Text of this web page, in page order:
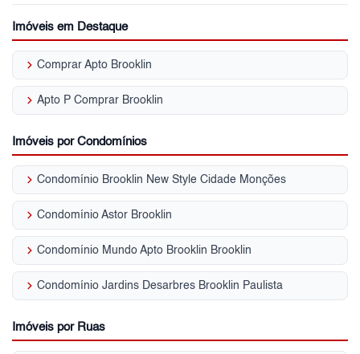
Imóveis em Destaque
keyboard_arrow_right Comprar Apto Brooklin
keyboard_arrow_right Apto P Comprar Brooklin
Imóveis por Condomínios
keyboard_arrow_right Condomínio Brooklin New Style Cidade Monções
keyboard_arrow_right Condomínio Astor Brooklin
keyboard_arrow_right Condomínio Mundo Apto Brooklin Brooklin
keyboard_arrow_right Condomínio Jardins Desarbres Brooklin Paulista
Imóveis por Ruas